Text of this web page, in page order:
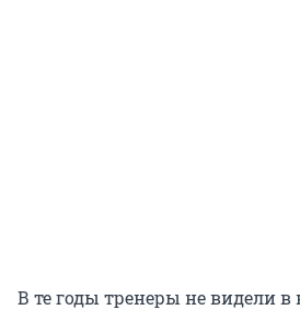
В те годы тренеры не видели в